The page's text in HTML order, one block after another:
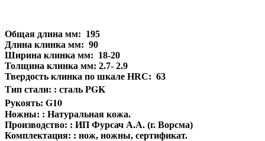
Общая длина мм: 195
Длина клинка мм: 90
Ширина клинка мм: 18-20
Толщина клинка мм: 2.7- 2.9
Твердость клинка по шкале HRC: 63
Тип стали: : сталь PGK
Рукоять: G10
Ножны: : Натуральная кожа.
Производство: : ИП Фурсач А.А. (г. Ворсма)
Комплектация: : нож, ножны, сертификат.